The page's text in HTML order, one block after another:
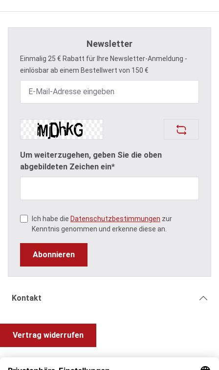
Newsletter
Einmalig 25 € Rabatt für Ihre Newsletter-Anmeldung -
einlösbar ab einem Bestellwert von 150 €
Um weiterzugehen, geben Sie die oben
abgebildeten Zeichen ein*
Ich habe die Datenschutzbestimmungen zur
Kenntnis genommen und erkenne diese an.
Abonnieren
Kontakt
Vertrag widerrufen